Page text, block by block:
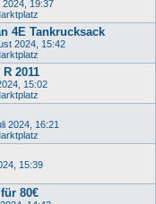
2024, 19:37
4E Tankrucksack
2024, 15:42
2011
15:02
2024, 16:21
15:39
80€